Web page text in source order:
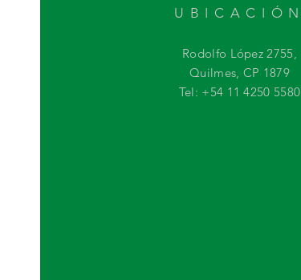
UBICACIÓN
Rodolfo López 2755,
Quilmes, CP 1879
Tel: +54 11 4250 5580